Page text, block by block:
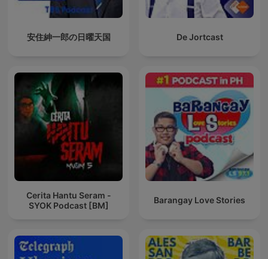
安住紳一郎の日曜天国 De Jortcast
Cerita Hantu Seram -
SYOK Podcast [BM]
Barangay Love Stories